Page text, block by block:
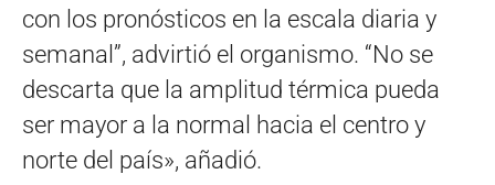
con los pronósticos en la escala diaria y
semanal”, advirtió el organismo. “No se
descarta que la amplitud térmica pueda
ser mayor a la normal hacia el centro y
norte del país», añadió.